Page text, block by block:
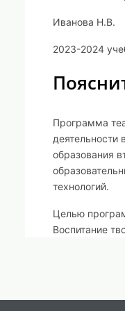
Иванова Н.В.
2023-2024
Программа
деятельности
образования
технологий.
Целью
Воспитание
знакомство